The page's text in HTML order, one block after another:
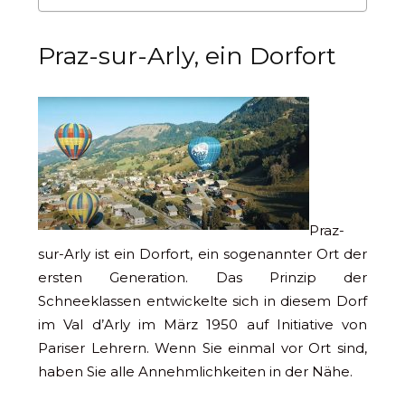
Praz-sur-Arly, ein Dorfort
Praz-
sur-Arly ist ein Dorfort, ein sogenannter Ort der
ersten Generation. Das Prinzip der
Schneeklassen entwickelte sich in diesem Dorf
im Val d’Arly im März 1950 auf Initiative von
Pariser Lehrern. Wenn Sie einmal vor Ort sind,
haben Sie alle Annehmlichkeiten in der Nähe.